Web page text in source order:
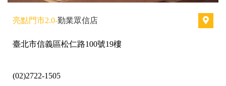
亮點門市2.0-勤業眾信店
臺北市信義區松仁路100號19樓
(02)2722-1505